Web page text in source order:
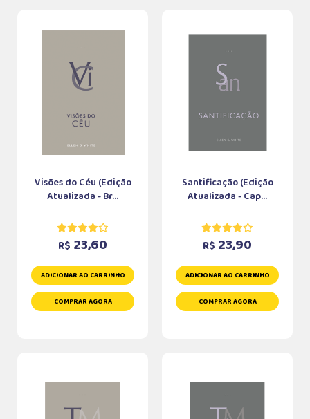
Visões do Céu (Edição
Atualizada - Br...
R$ 23,60
ADICIONAR AO CARRINHO
COMPRAR AGORA
Santificação (Edição
Atualizada - Cap...
R$ 23,90
ADICIONAR AO CARRINHO
COMPRAR AGORA